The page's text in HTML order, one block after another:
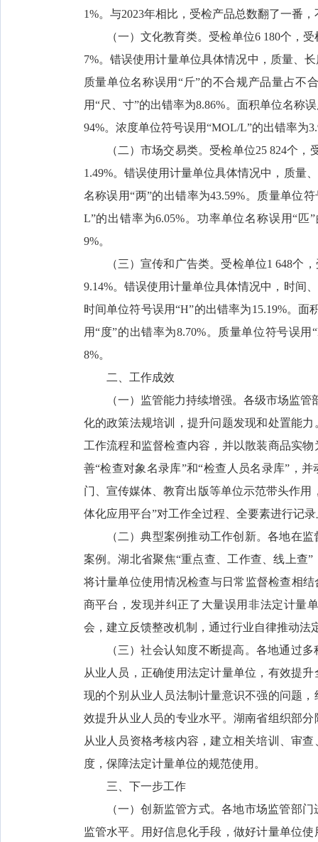
1%。与2023年相比，受检产品总数翻了一番
（一）文化教育类。受检单位6 180个，
7%。错误使用计量单位具体情况中，质量、
质量单位名称误用“斤”的不合规产品量占不
用“尺、寸”的出错率为8.86%。面积单位名称
94%。浓度单位符号误用“MOL/L”的出错率为
（二）市场交易类。受检单位25 824个
1.49%。错误使用计量单位具体情况中，质量
名称误用“两”的出错率为43.59%。质量单位
L”的出错率为6.05%。功率单位名称误用“匹
9%。
（三）宣传和广告类。受检单位1 648个
9.14%。错误使用计量单位具体情况中，时间
时间单位符号误用“H”的出错率为15.19%。
用“度”的出错率为8.70%。质量单位符号误
8%。
二、工作成效
（一）监管能力持续增强。各级市场监
化的政策法规培训，提升问题发现和处置能
工作流程和监督检查内容，并以散装商品实
善“检查对象名录库”和“检查人员名录库”，
门、宣传媒体、教育出版等单位示范带头作
体化应用平台”对工作全过程、全要素进行记
（二）典型案例推动工作创新。各地在
案例。湖北省聚焦“重点查、工作查、线上查
将计量单位使用情况检查与日常监督检查相
商平台，发现并纠正了大量误用非法定计量
会，建立反馈整改机制，通过行业自律推动法
（三）社会认知度不断提高。各地通过
从业人员，正确使用法定计量单位，有效提
现的个别从业人员法制计量意识不强的问题
效提升从业人员的专业水平。湖南省组织部
从业人员资格考核内容，建立相关培训、审
度，保障法定计量单位的规范使用。
三、下一步工作
（一）创新监管方式。各地市场监管部
监管水平。用好信息化手段，做好计量单位